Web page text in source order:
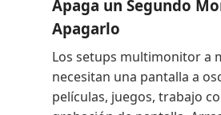
Apaga un Segundo
Apagarlo
Los setups multimonitor a
necesitan una pantalla a
películas, juegos, trabajo